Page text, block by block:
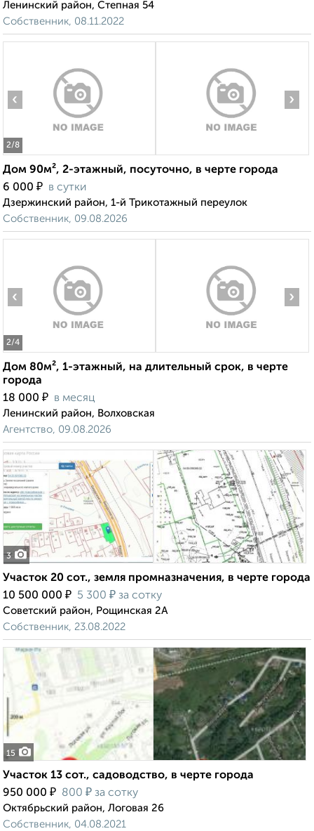
Ленинский район, Степная 54
Собственник, 08.11.2022
2/8
‹ ›
Дом 90м², 2-этажный, посуточно, в черте города
6 000 ₽ в сутки
Дзержинский район, 1-й Трикотажный переулок
Собственник, 09.08.2026
2/4
‹ ›
Дом 80м², 1-этажный, на длительный срок, в черте
города
18 000 ₽ в месяц
Ленинский район, Волховская
Агентство, 09.08.2026
3
Участок 20 сот., земля промназначения, в черте города
10 500 000 ₽ 5 300 ₽ за сотку
Советский район, Рощинская 2А
Собственник, 23.08.2022
15
Участок 13 сот., садоводство, в черте города
950 000 ₽ 800 ₽ за сотку
Октябрьский район, Логовая 26
Собственник, 04.08.2021